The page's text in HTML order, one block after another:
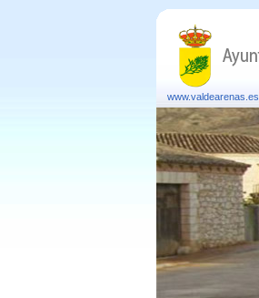
www.valdearenas.es